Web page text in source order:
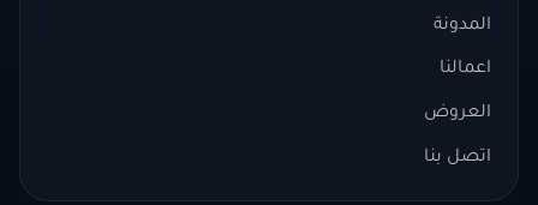
المدونة
اعمالنا
العروض
اتصل بنا